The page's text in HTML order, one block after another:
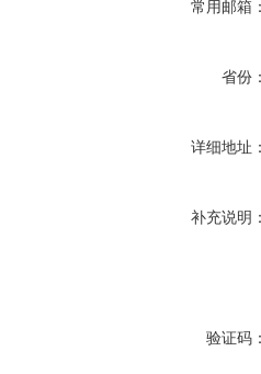
常用邮箱：
省份：
详细地址：
补充说明：
验证码：